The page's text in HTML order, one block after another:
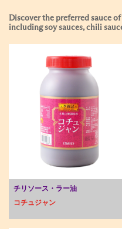
Discover the preferred sauce
including soy sauces, chili
チリソース・ラー油
コチュジャン